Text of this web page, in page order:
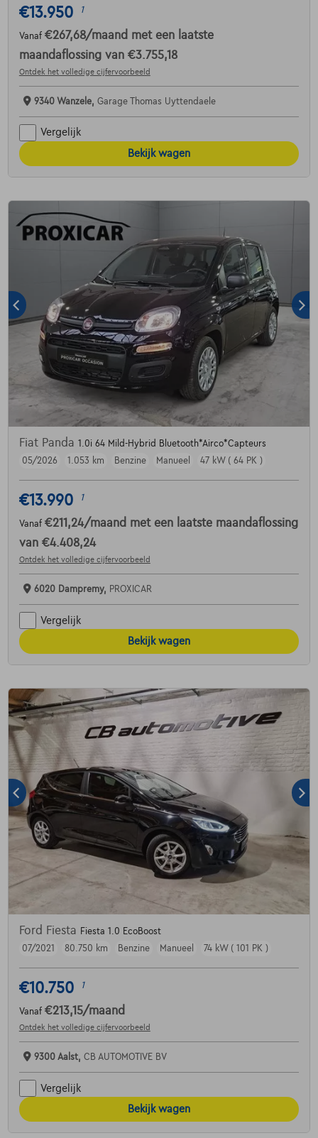
€13.950 1
Vanaf €267,68/maand met een laatste
maandaflossing van €3.755,18
Ontdek het volledige cijfervoorbeeld
9340 Wanzele, Garage Thomas Uyttendaele
Vergelijk
Bekijk wagen
Fiat Panda 1.0i 64 Mild-Hybrid Bluetooth*Airco*Capteurs
05/2026
1.053 km Benzine Manueel 47 kW ( 64 PK )
€13.990 1
Vanaf €211,24/maand met een laatste maandaflossing
van €4.408,24
Ontdek het volledige cijfervoorbeeld
6020 Dampremy, PROXICAR
Vergelijk
Bekijk wagen
Ford Fiesta Fiesta 1.0 EcoBoost
07/2021
80.750 km Benzine Manueel 74 kW ( 101 PK )
€10.750 1
Vanaf €213,15/maand
Ontdek het volledige cijfervoorbeeld
9300 Aalst, CB AUTOMOTIVE BV
Vergelijk
Bekijk wagen